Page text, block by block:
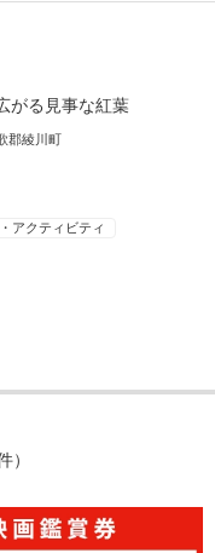
がる見事な紅葉
郡綾川町
アクティビティ
）